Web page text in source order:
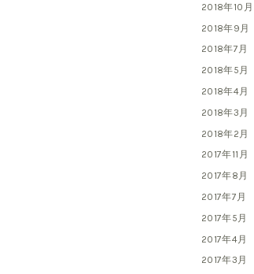
2018年10月
2018年9月
2018年7月
2018年5月
2018年4月
2018年3月
2018年2月
2017年11月
2017年8月
2017年7月
2017年5月
2017年4月
2017年3月